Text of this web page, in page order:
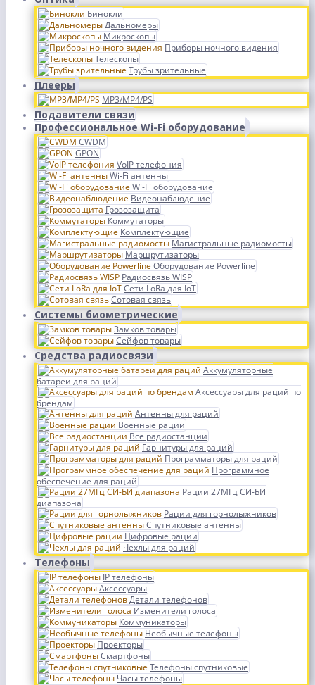
Бинокли
Дальномеры
Микроскопы
Приборы ночного видения
Телескопы
Трубы зрительные
Плееры
MP3/MP4/PS
Подавители связи
Профессиональное Wi-Fi оборудование
CWDM
GPON
VoIP телефония
Wi-Fi антенны
Wi-Fi оборудование
Видеонаблюдение
Грозозащита
Коммутаторы
Комплектующие
Магистральные радиомосты
Маршрутизаторы
Оборудование Powerline
Радиосвязь WISP
Сети LoRa для IoT
Сотовая связь
Системы биометрические
Замков товары
Сейфов товары
Средства радиосвязи
Аккумуляторные
батареи для раций
Аксессуары для раций по
брендам
Антенны для раций
Военные рации
Все радиостанции
Гарнитуры для раций
Программаторы для раций
Программное
обеспечение для раций
Рации 27МГц СИ-БИ
диапазона
Рации для горнолыжников
Спутниковые антенны
Цифровые рации
Чехлы для раций
Телефоны
IP телефоны
Аксессуары
Детали телефонов
Изменители голоса
Коммуникаторы
Необычные телефоны
Проекторы
Смартфоны
Телефоны спутниковые
Часы телефоны